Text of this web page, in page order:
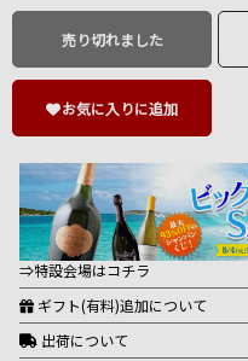
売り切れました
お気に入りに追加
⇒特設会場はコチラ
ギフト(有料)追加について
出荷について